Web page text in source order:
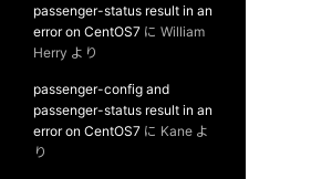
passenger-status result in an
error on CentOS7 に William
Herry より
passenger-config and
passenger-status result in an
error on CentOS7 に Kane よ
り